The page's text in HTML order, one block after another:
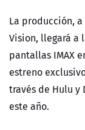
La producción, a
Vision, llegará a
pantallas IMAX
estreno
través de Hulu y
este año.